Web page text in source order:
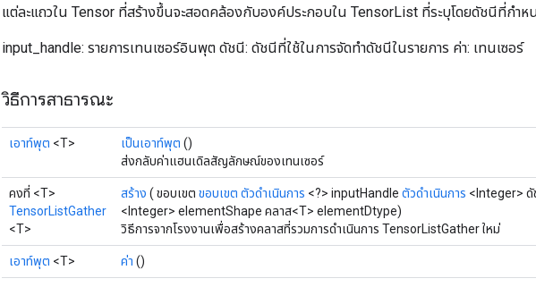
แต่ละแถวใน Tensor ที่สร้างขึ้นจะสอดคล้องกับองค์ประกอบใน TensorList ที่ระบุโดยดัชนีที่กำห
input_handle: รายการเทนเซอร์อินพุต ดัชนี: ดัชนีที่ใช้ในการจัดทำดัชนีในรายการ ค่า: เทนเซอร์
วิธีการสาธารณะ
เอาท์พุต <T> เป็นเอาท์พุต ()
ส่งกลับค่าแฮนเดิลสัญลักษณ์ของเทนเซอร์
คงที่ <T>
TensorListGather
<T>
สร้าง ( ขอบเขต ขอบเขต ตัวดำเนินการ <?> inputHandle ตัวดำเนินการ <Integer> ดั
<Integer> elementShape คลาส<T> elementDtype)
วิธีการจากโรงงานเพื่อสร้างคลาสที่รวมการดำเนินการ TensorListGather ใหม่
เอาท์พุต <T> ค่า ()